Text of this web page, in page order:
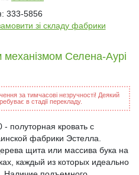
333-5856
зі складу фабрики
механізмом Селена-Аурі
за тимчасові незручності! Деякий
в стадії перекладу.
полуторная кровать с
фабрики Эстелла.
щита или массива бука на
каждый из которых идеально